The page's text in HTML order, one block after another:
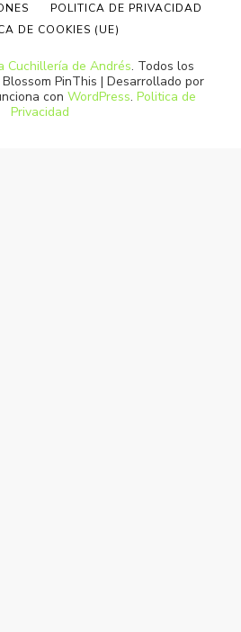
Cuchillería de Andrés. Todos los
Blossom PinThis | Desarrollado por
con WordPress. Politica de
Privacidad
POLITICA DE PRIVACIDAD
DE COOKIES (UE)